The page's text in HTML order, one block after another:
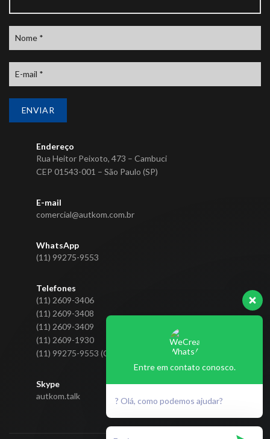
Endereço
Rua Heitor Peixoto, 473 – Cambuci
CEP 01543-001 – São Paulo (SP)
E-mail
comercial@autkom.com.br
WhatsApp
(11) 99275-9553
Telefones
(11) 2609-3406
(11) 2609-3408
(11) 2609-3409
(11) 2609-1930
(11) 99275-9553 (CLARO)
Skype
autkom.talk
Entre em contato conosco.
? Olá, como podemos ajudar?